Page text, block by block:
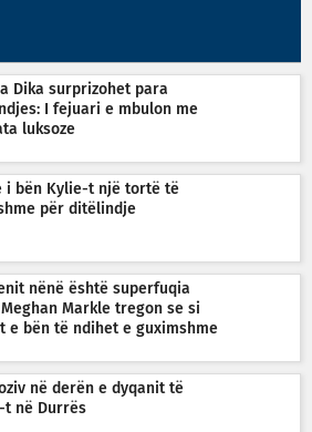
Dika surprizohet para
I fejuari e mbulon me
luksoze
i bën Kylie-t një tortë të
për ditëlindje
nënë është superfuqia
Meghan Markle tregon se si
e bën të ndihet e guximshme
në derën e dyqanit të
t në Durrës